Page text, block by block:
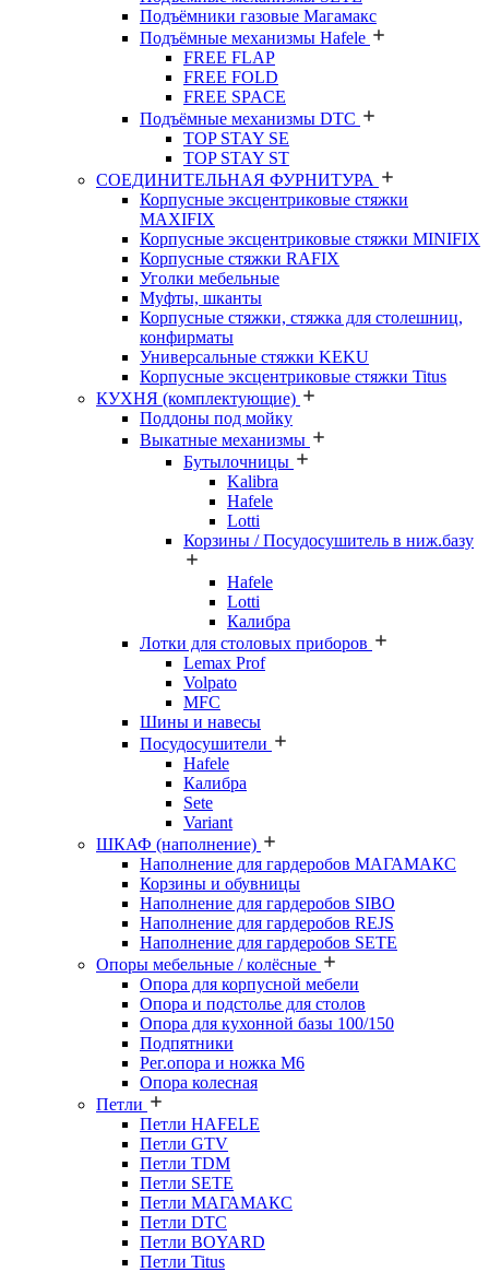
Подъёмники газовые Магамакс
Подъёмные механизмы Hafele
FREE FLAP
FREE FOLD
FREE SPACE
Подъёмные механизмы DTC
TOP STAY SE
TOP STAY ST
СОЕДИНИТЕЛЬНАЯ ФУРНИТУРА
Корпусные эксцентриковые стяжки
MAXIFIX
Корпусные эксцентриковые стяжки MINIFIX
Корпусные стяжки RAFIX
Уголки мебельные
Муфты, шканты
Корпусные стяжки, стяжка для столешниц,
конфирматы
Универсальные стяжки KEKU
Корпусные эксцентриковые стяжки Titus
КУХНЯ (комплектующие)
Поддоны под мойку
Выкатные механизмы
Бутылочницы
Kalibra
Hafele
Lotti
Корзины / Посудосушитель в ниж.базу
Hafele
Lotti
Калибра
Лотки для столовых приборов
Lemax Prof
Volpato
MFC
Шины и навесы
Посудосушители
Hafele
Калибра
Sete
Variant
ШКАФ (наполнение)
Наполнение для гардеробов МАГАМАКС
Корзины и обувницы
Наполнение для гардеробов SIBO
Наполнение для гардеробов REJS
Наполнение для гардеробов SETE
Опоры мебельные / колёсные
Опора для корпусной мебели
Опора и подстолье для столов
Опора для кухонной базы 100/150
Подпятники
Рег.опора и ножка М6
Опора колесная
Петли
Петли HAFELE
Петли GTV
Петли TDM
Петли SETE
Петли МАГАМАКС
Петли DTC
Петли BOYARD
Петли Titus